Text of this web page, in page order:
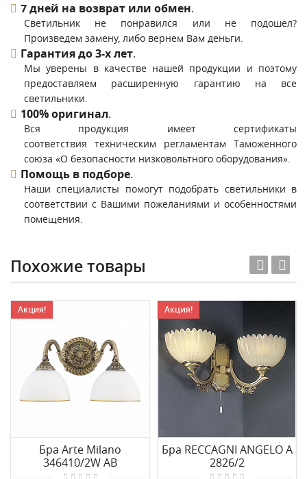
7 дней на возврат или обмен.
Светильник не понравился или не подошел?
Произведем замену, либо вернем Вам деньги.
Гарантия до 3-х лет.
Мы уверены в качестве нашей продукции и поэтому
предоставляем расширенную гарантию на все
светильники.
100% оригинал.
Вся продукция имеет сертификаты
соответствия техническим регламентам Таможенного
союза «О безопасности низковольтного оборудования».
Помощь в подборе.
Наши специалисты помогут подобрать светильники в
соответствии с Вашими пожеланиями и особенностями
помещения.
Похожие товары
Акция!
Бра Arte Milano
346410/2W AB
Акция!
Бра RECCAGNI ANGELO A
2826/2